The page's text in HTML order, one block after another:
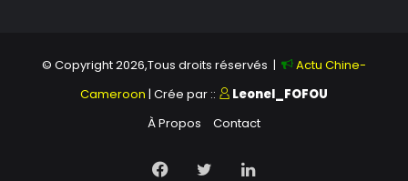
© Copyright 2026,Tous droits réservés |
Actu Chine-
Cameroon | Crée par ::
Leonel_FOFOU
À Propos
Contact
Facebook
TwitterLinkedin